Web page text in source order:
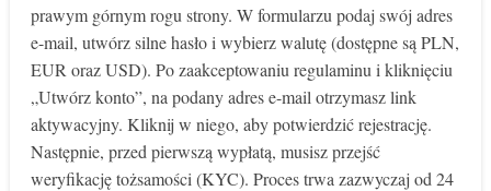
prawym górnym rogu strony. W formularzu podaj swój adres
e-mail, utwórz silne hasło i wybierz walutę (dostępne są PLN,
EUR oraz USD). Po zaakceptowaniu regulaminu i kliknięciu
„Utwórz konto”, na podany adres e-mail otrzymasz link
aktywacyjny. Kliknij w niego, aby potwierdzić rejestrację.
Następnie, przed pierwszą wypłatą, musisz przejść
weryfikację tożsamości (KYC). Proces trwa zazwyczaj od 24